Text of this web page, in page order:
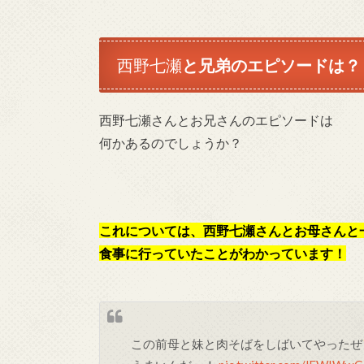
西野七瀬と兄弟のエピソードは？
西野七瀬さんとお兄さんのエピソードは
何かあるのでしょうか？
これについては、西野七瀬さんとお母さんと
食事に行っていたことがわかっています！
この前母と妹と肉そばをしばいてやったぜ